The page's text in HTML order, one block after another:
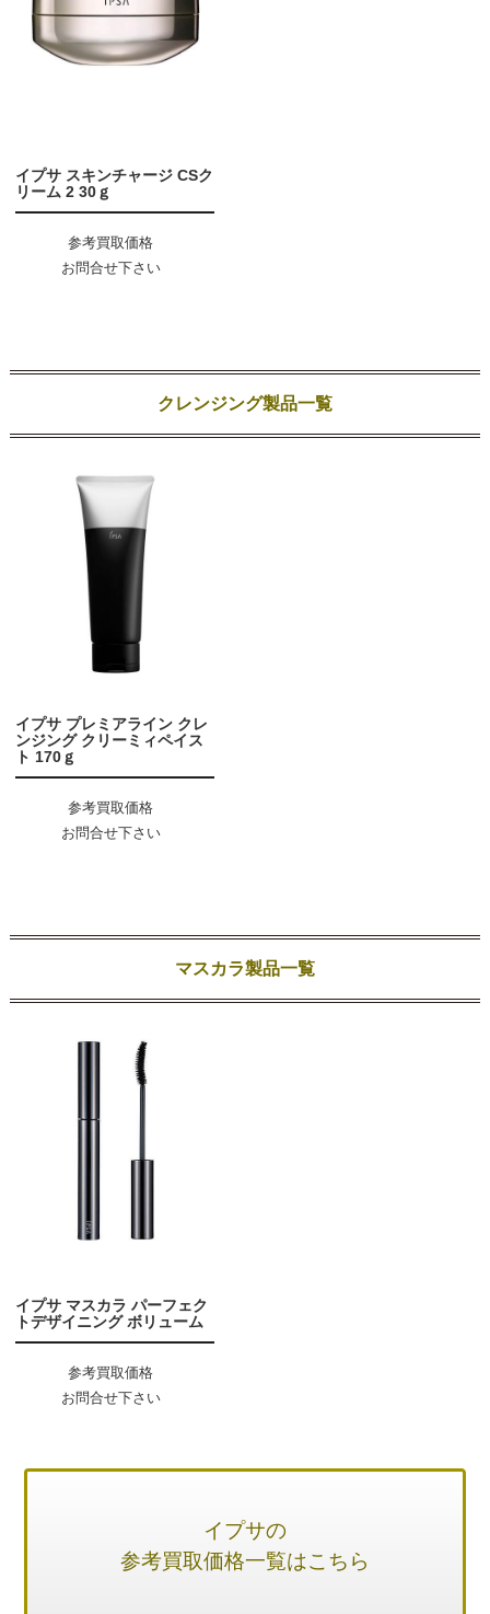
イプサ スキンチャージ CSク
リーム 2 30ｇ
参考買取価格
お問合せ下さい
クレンジング製品一覧
イプサ プレミアライン クレ
ンジング クリーミィペイス
ト 170ｇ
参考買取価格
お問合せ下さい
マスカラ製品一覧
イプサ マスカラ パーフェク
トデザイニング ボリューム
参考買取価格
お問合せ下さい
イプサの
参考買取価格一覧はこちら